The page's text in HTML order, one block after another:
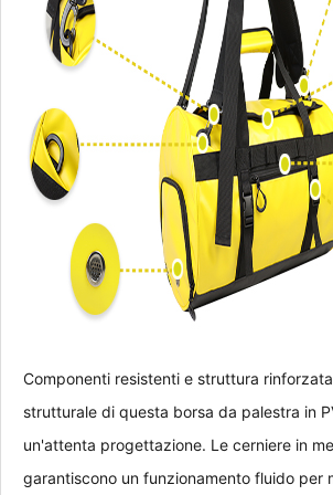
Componenti resistenti e struttura
strutturale di questa borsa da palestra in
un'attenta progettazione. Le cerniere in
garantiscono un funzionamento fluido per